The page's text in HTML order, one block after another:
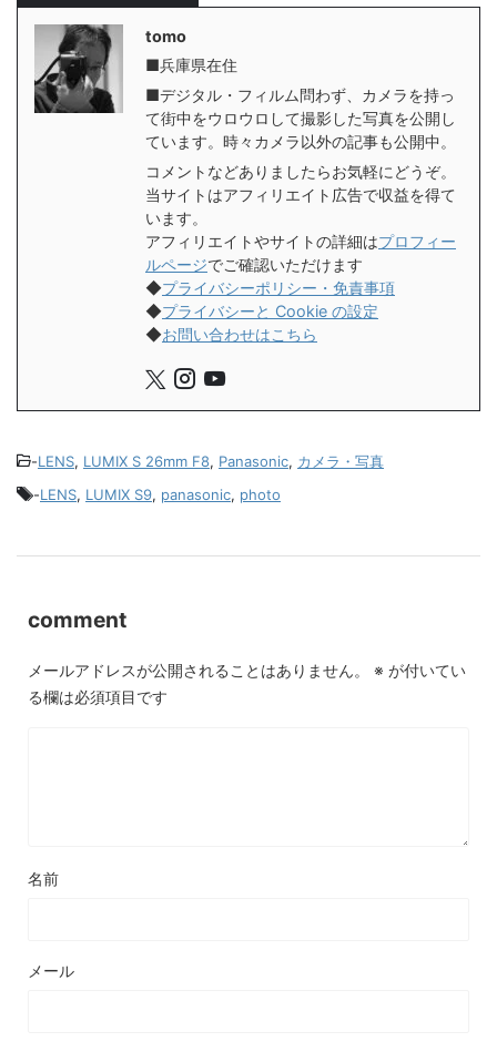
tomo
■兵庫県在住
■デジタル・フィルム問わず、カメラを持っ
て街中をウロウロして撮影した写真を公開し
ています。時々カメラ以外の記事も公開中。
コメントなどありましたらお気軽にどうぞ。
当サイトはアフィリエイト広告で収益を得て
います。
アフィリエイトやサイトの詳細はプロフィー
ルページでご確認いただけます
◆プライバシーポリシー・免責事項
◆プライバシーと Cookie の設定
◆お問い合わせはこちら
-LENS, LUMIX S 26mm F8, Panasonic, カメラ・写真
-LENS, LUMIX S9, panasonic, photo
comment
メールアドレスが公開されることはありません。 ※ が付いてい
る欄は必須項目です
名前
メール